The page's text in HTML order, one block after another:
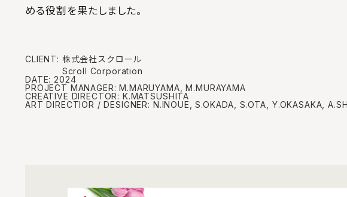
める役割を果たしました。
CLIENT: 株式会社スクロール
Scroll Corporation
DATE:2024
PROJECT MANAGER: M.MARUYAMA, M.MURAYAMA
CREATIVE DIRECTOR: K.MATSUSHITA
ART DIRECTIOR / DESIGNER: N.INOUE, S.OKADA, S.OTA, Y.OKASAKA,